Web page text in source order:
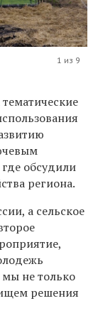
1 из 9
обсудили
региона.
а сельское
мы не только
решения